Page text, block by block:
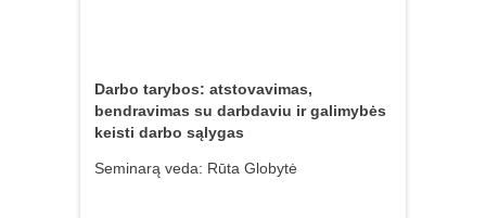
Darbo tarybos: atstovavimas,
bendravimas su darbdaviu ir galimybės
keisti darbo sąlygas
Seminarą veda: Rūta Globytė